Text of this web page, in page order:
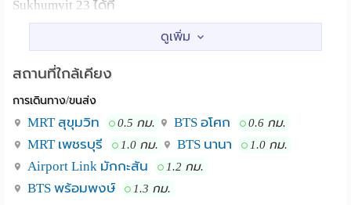
Sukhumvit 23 ได้ที่
https://photos.google.com/u/1/share/
DXMSfzs1hgYYn4XTO3HY2R06xBaRxDMxpYM53g_Z-
ewDPw?
key=cl9USHB0Vms5cVlaNHc4dXJLd1ZrcHlnRUd2RHJB
or https://rb.gy/amwtxw
OR
https://www.dropbox.com/sh/t3mhj8dau136ws5/
สถานที่ใกล้เคียง
การเดินทาง/ขนส่ง
MRT สุขุมวิท 0.5 กม. BTS อโศก 0.6 กม.
MRT เพชรบุรี 1.0 กม. BTS นานา 1.0 กม.
Airport Link มักกะสัน 1.2 กม.
BTS พร้อมพงษ์ 1.3 กม.